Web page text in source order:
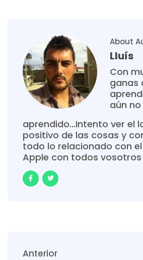
About
Lluís
Con
ganas
aún no
aprendido...Intento ver el
positivo de las cosas y
todo lo relacionado con
Apple con todos vosotros
Anterior